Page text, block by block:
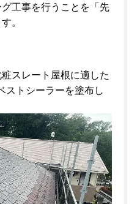
工事を行うことを「先
。
スレート屋根に適した
ストシーラーを塗布し